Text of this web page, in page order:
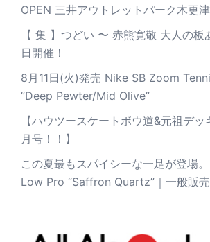
OPEN 三井アウトレットパーク木更津
【 集 】つどい 〜 赤熊寛敬 大人の板
日開催！
8月11日(火)発売 Nike SB Zoom
”Deep Pewter/Mid Olive”
【ハウツースケートボウ道&元祖デ
月号！！】
この夏最もスパイシーな一足が登場
Low Pro “Saffron Quartz”｜一般販